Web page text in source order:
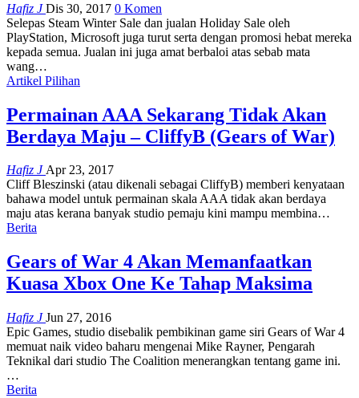
Hafiz JDis 30, 2017 0 Komen
Selepas Steam Winter Sale dan jualan Holiday Sale oleh
PlayStation, Microsoft juga turut serta dengan promosi hebat mereka
kepada semua. Jualan ini juga amat berbaloi atas sebab mata
wang…
Artikel Pilihan
Permainan AAA Sekarang Tidak Akan
Berdaya Maju – CliffyB (Gears of War)
Hafiz JApr 23, 2017
Cliff Bleszinski (atau dikenali sebagai CliffyB) memberi kenyataan
bahawa model untuk permainan skala AAA tidak akan berdaya
maju atas kerana banyak studio pemaju kini mampu membina…
Berita
Gears of War 4 Akan Memanfaatkan
Kuasa Xbox One Ke Tahap Maksima
Hafiz JJun 27, 2016
Epic Games, studio disebalik pembikinan game siri Gears of War 4
memuat naik video baharu mengenai Mike Rayner, Pengarah
Teknikal dari studio The Coalition menerangkan tentang game ini.
…
Berita